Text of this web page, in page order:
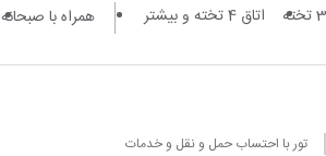
اتاق 4 تخته و بیشتر همراه با صبحانه
تور با احتساب حمل و نقل و خدمات